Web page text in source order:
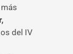
del IV